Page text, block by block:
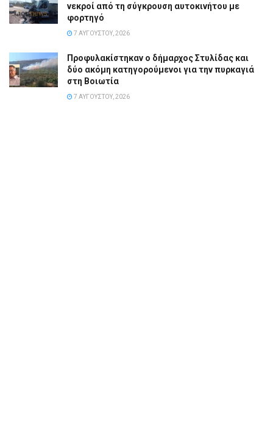
νεκροί από τη σύγκρουση αυτοκινήτου με
φορτηγό
7 ΑΥΓΟΎΣΤΟΥ, 2026
Προφυλακίστηκαν ο δήμαρχος Στυλίδας και
δύο ακόμη κατηγορούμενοι για την πυρκαγιά
στη Βοιωτία
7 ΑΥΓΟΎΣΤΟΥ, 2026